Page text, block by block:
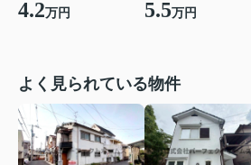
4.2万円 5.5万円
よく見られている物件